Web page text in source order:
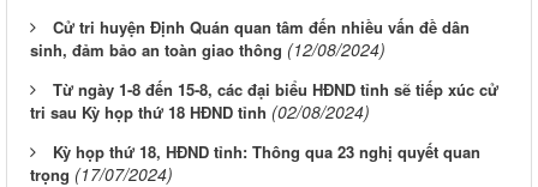
Cử tri huyện Định Quán quan tâm đến nhiều vấn đề dân
sinh, đảm bảo an toàn giao thông (12/08/2024)
Từ ngày 1-8 đến 15-8, các đại biểu HĐND tỉnh sẽ tiếp xúc cử
tri sau Kỳ họp thứ 18 HĐND tỉnh (02/08/2024)
Kỳ họp thứ 18, HĐND tỉnh: Thông qua 23 nghị quyết quan
trọng (17/07/2024)